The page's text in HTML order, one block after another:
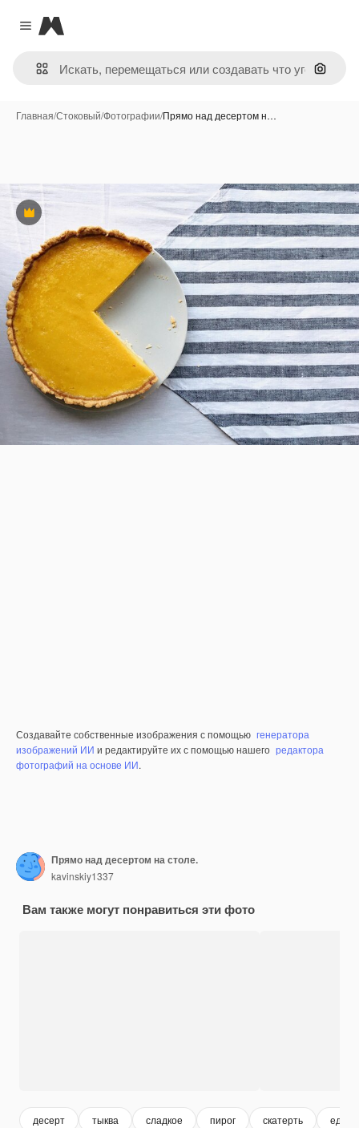
Close menu
Magnific
Поиск
Главная/Стоковый/Фотографии/Прямо над десертом н…
Премиум
Создавайте собственные изображения с помощью генератора
изображений ИИ и редактируйте их с помощью нашего редактора
фотографий на основе ИИ.
Прямо над десертом на столе.
kavinskiy1337
Вам также могут понравиться эти фото
десерт тыква сладкое пирог скатерть еда